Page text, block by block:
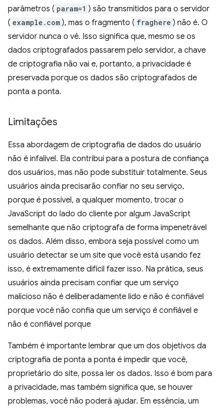
parâmetros ( param=1 ) são transmitidos para o servidor
( example.com ), mas o fragmento ( fraghere ) não é. O
servidor nunca o vê. Isso significa que, mesmo se os
dados criptografados passarem pelo servidor, a chave
de criptografia não vai e, portanto, a privacidade é
preservada porque os dados são criptografados de
ponta a ponta.
Limitações
Essa abordagem de criptografia de dados do usuário
não é infalível. Ela contribui para a postura de confiança
dos usuários, mas não pode substituir totalmente. Seus
usuários ainda precisarão confiar no seu serviço,
porque é possível, a qualquer momento, trocar o
JavaScript do lado do cliente por algum JavaScript
semelhante que não criptografa de forma impenetrável
os dados. Além disso, embora seja possível como um
usuário detectar se um site que você está usando fez
isso, é extremamente difícil fazer isso. Na prática, seus
usuários ainda precisam confiar que um serviço
malicioso não é deliberadamente lido e não é confiável
porque você não confia que um serviço é confiável e
não é confiável porque
Também é importante lembrar que um dos objetivos da
criptografia de ponta a ponta é impedir que você,
proprietário do site, possa ler os dados. Isso é bom para
a privacidade, mas também significa que, se houver
problemas, você não poderá ajudar. Em essência, um